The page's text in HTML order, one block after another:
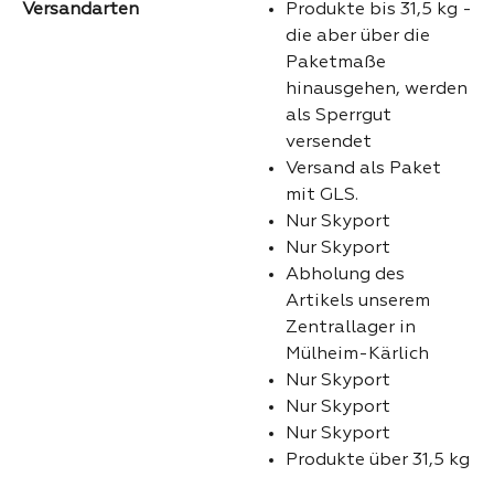
Versandarten
Produkte bis 31,5 kg -
die aber über die
Paketmaße
hinausgehen, werden
als Sperrgut
versendet
Versand als Paket
mit GLS.
Nur Skyport
Nur Skyport
Abholung des
Artikels unserem
Zentrallager in
Mülheim-Kärlich
Nur Skyport
Nur Skyport
Nur Skyport
Produkte über 31,5 kg